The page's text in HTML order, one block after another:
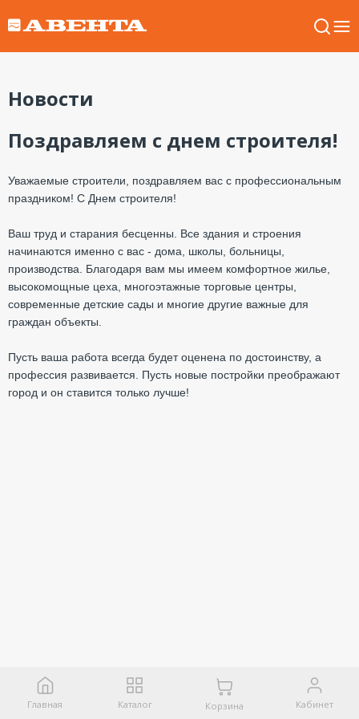
Новости
Поздравляем с днем строителя!
Уважаемые строители, поздравляем вас с профессиональным
праздником! С Днем строителя!
Ваш труд и старания бесценны. Все здания и строения
начинаются именно с вас - дома, школы, больницы,
производства. Благодаря вам мы имеем комфортное жилье,
высокомощные цеха, многоэтажные торговые центры,
современные детские сады и многие другие важные для
граждан объекты.
Пусть ваша работа всегда будет оценена по достоинству, а
профессия развивается. Пусть новые постройки преображают
город и он ставится только лучше!
Главная Каталог Корзина Кабинет